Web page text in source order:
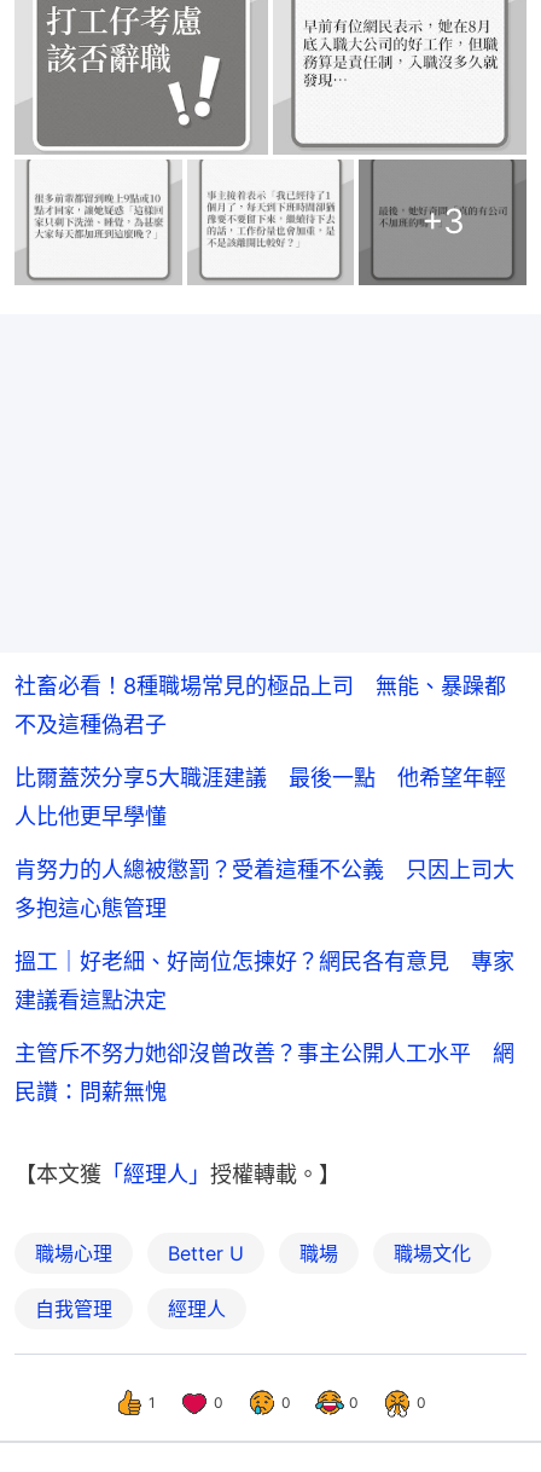
+3
社畜必看！8種職場常見的極品上司 無能、暴躁都
不及這種偽君子
比爾蓋茨分享5大職涯建議 最後一點 他希望年輕
人比他更早學懂
肯努力的人總被懲罰？受着這種不公義 只因上司大
多抱這心態管理
搵工｜好老細、好崗位怎揀好？網民各有意見 專家
建議看這點決定
主管斥不努力她卻沒曾改善？事主公開人工水平 網
民讚：問薪無愧
【本文獲 「經理人」 授權轉載。】
職場心理 Better U 職場 職場文化
自我管理 經理人
1 0 0 0 0